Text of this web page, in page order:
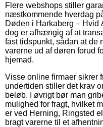
Flere webshops stiller
næstkommende hverdag
Døden i Harkaberg – Hvid
dog er afhængig af at
fast tidspunkt, sådan at de
varerne ud af døren forud
hjemad.
Visse online firmaer sikrer
undertiden stiller det krav
beløb. I øvrigt bør man
mulighed for fragt, hvilket
er ved Herning, Ringsted
bragt varerne til et